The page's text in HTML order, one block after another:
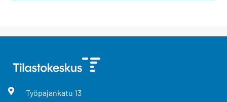
Työpajankatu 13